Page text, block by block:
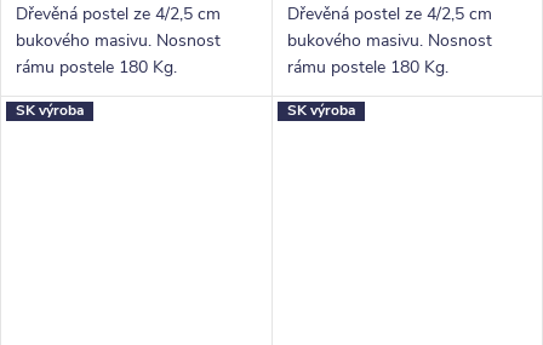
Dřevěná postel ze 4/2,5 cm
bukového masivu. Nosnost
rámu postele 180 Kg.
Povrchová úprava lakem. Pevná
dřevěná lišta pro rošty.
Dřevěná postel ze 4/2,5 cm
bukového masivu. Nosnost
rámu postele 180 Kg.
Povrchová úprava lakem. Pevná
dřevěná lišta pro rošty.
SK výroba SK výroba